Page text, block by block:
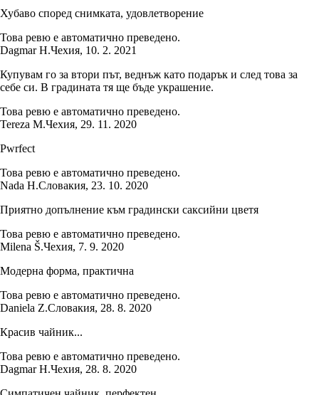
Хубаво според снимката, удовлетворение
Това ревю е автоматично преведено.
Dagmar H.Чехия, 10. 2. 2021
Купувам го за втори път, веднъж като подарък и след това за
себе си. В градината тя ще бъде украшение.
Това ревю е автоматично преведено.
Tereza M.Чехия, 29. 11. 2020
Pwrfect
Това ревю е автоматично преведено.
Nada H.Словакия, 23. 10. 2020
Приятно допълнение към градински саксийни цветя
Това ревю е автоматично преведено.
Milena Š.Чехия, 7. 9. 2020
Модерна форма, практична
Това ревю е автоматично преведено.
Daniela Z.Словакия, 28. 8. 2020
Красив чайник...
Това ревю е автоматично преведено.
Dagmar H.Чехия, 28. 8. 2020